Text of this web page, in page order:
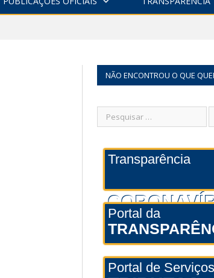
NÃO ENCONTROU O QUE
Transparência
Portal da
Portal de